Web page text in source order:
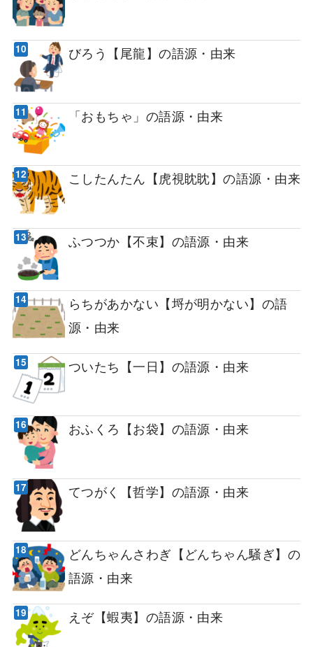
びろう【尾龍】の語源・由来
「おもちゃ」の語源・由来
こしたんたん【虎視眈眈】の語源・由来
ふつつか【不束】の語源・由来
らちがあかない【埒が明かない】の語
源・由来
ついたち【一日】の語源・由来
おふくろ【お袋】の語源・由来
てつがく【哲学】の語源・由来
どんちゃんさわぎ【どんちゃん騒ぎ】の
語源・由来
えぞ【蝦夷】の語源・由来